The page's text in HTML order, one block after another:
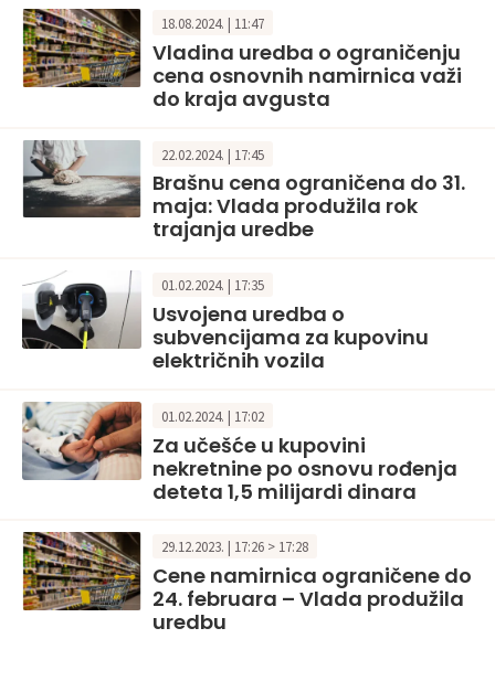
18.08.2024. | 11:47
Vladina uredba o ograničenju
cena osnovnih namirnica važi
do kraja avgusta
22.02.2024. | 17:45
Brašnu cena ograničena do 31.
maja: Vlada produžila rok
trajanja uredbe
01.02.2024. | 17:35
Usvojena uredba o
subvencijama za kupovinu
električnih vozila
01.02.2024. | 17:02
Za učešće u kupovini
nekretnine po osnovu rođenja
deteta 1,5 milijardi dinara
29.12.2023. | 17:26 > 17:28
Cene namirnica ograničene do
24. februara – Vlada produžila
uredbu